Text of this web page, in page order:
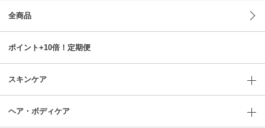
全商品
ポイント+10倍！定期便
スキンケア
ヘア・ボディケア